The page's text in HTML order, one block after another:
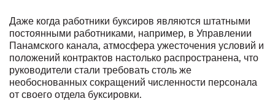
Даже когда работники буксиров являются штатными
постоянными работниками, например, в Управлении
Панамского канала, атмосфера ужесточения условий и
положений контрактов настолько распространена, что
руководители стали требовать столь же
необоснованных сокращений численности персонала
от своего отдела буксировки.